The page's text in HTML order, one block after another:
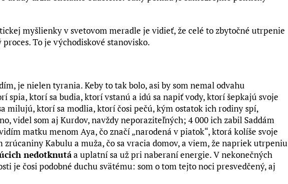
myšlienky v svetovom meradle je vidieť, že celé to zbytočné utrpenie
To je východiskové stanovisko.
je nielen tyrania. Keby to tak bolo, asi by som nemal odvahu
spia, ktorí sa budia, ktorí vstanú a idú sa napiť vody, ktorí šepkajú svoje
milujú, ktorí sa modlia, ktorí čosi pečú, kým ostatok ich rodiny spí,
videl som aj Kurdov, navždy neporaziteľných; 4 000 ich zabil Saddám
matku menom Aya, čo značí „narodená v piatok“, ktorá kolíše svoje
zrúcaniny Kabulu a muža, čo sa vracia domov, a viem, že napriek utrpeniu
nedotknutáa uplatní sa už pri naberaní energie. V nekonečných
je čosi podobné duchu svätému: som o tom tejto noci presvedčený, aj